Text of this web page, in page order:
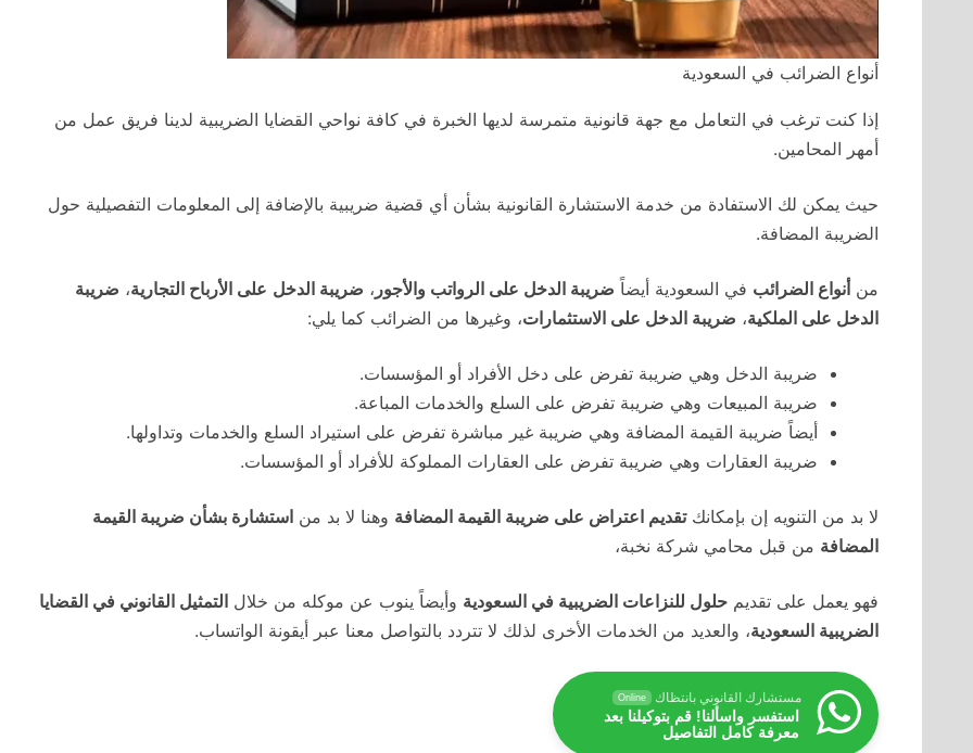
أنواع الضرائب في السعودية
إذا كنت ترغب في التعامل مع جهة قانونية متمرسة لديها الخبرة في كافة نواحي القضايا الضريبية لدينا فريق عمل من
أمهر المحامين.
حيث يمكن لك الاستفادة من خدمة الاستشارة القانونية بشأن أي قضية ضريبية بالإضافة إلى المعلومات التفصيلية حول
الضريبة المضافة.
منأنواع الضرائب في السعودية أيضاً ضريبة الدخل على الرواتب والأجور ، ضريبة الدخل على الأرباح التجارية، ضريبة
الدخل على الملكية، ضريبة الدخل على الاستثمارات، وغيرها من الضرائب كما يلي:
ضريبة الدخل وهي ضريبة تفرض على دخل الأفراد أو المؤسسات.
ضريبة المبيعات وهي ضريبة تفرض على السلع والخدمات المباعة.
أيضاً ضريبة القيمة المضافة وهي ضريبة غير مباشرة تفرض على استيراد السلع والخدمات وتداولها.
ضريبة العقارات وهي ضريبة تفرض على العقارات المملوكة للأفراد أو المؤسسات.
لا بد من التنويه إن بإمكانكتقديم اعتراض على ضريبة القيمة المضافة وهنا لا بد من استشارة بشأن ضريبة القيمة
المضافة من قبل محامي شركة نخبة،
فهو يعمل على تقديم حلول للنزاعات الضريبية في السعودية وأيضاً ينوب عن موكله من خلال التمثيل القانوني في القضايا
الضريبية السعودية، والعديد من الخدمات الأخرى لذلك لا تتردد بالتواصل معنا عبر أيقونة الواتساب.
مستشارك القانوني بانتظاك Online
استفسر واسألنا! قم بتوكيلنا بعد
معرفة كامل التفاصيل